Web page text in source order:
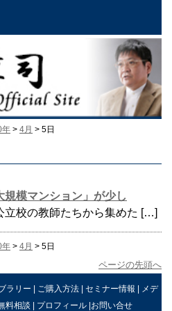
年 > 4月 > 5日
模マンション」が少し
立校の教師たちから集めた […]
年 > 4月 > 5日
ページの先頭へ
ラリー | ご購入方法 | セミナー情報 | メデ
料相談 | プロフィール|お問い合せ